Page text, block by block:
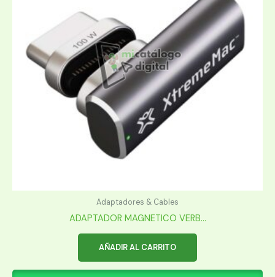
Adaptadores & Cables
ADAPTADOR MAGNETICO VERB...
AÑADIR AL CARRITO